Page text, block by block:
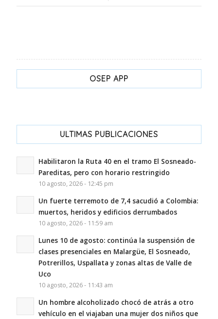
OSEP APP
ULTIMAS PUBLICACIONES
Habilitaron la Ruta 40 en el tramo El Sosneado-
Pareditas, pero con horario restringido
10 agosto, 2026 - 12:45 pm
Un fuerte terremoto de 7,4 sacudió a Colombia:
muertos, heridos y edificios derrumbados
10 agosto, 2026 - 11:59 am
Lunes 10 de agosto: continúa la suspensión de
clases presenciales en Malargüe, El Sosneado,
Potrerillos, Uspallata y zonas altas de Valle de
Uco
10 agosto, 2026 - 11:43 am
Un hombre alcoholizado chocó de atrás a otro
vehículo en el viajaban una mujer dos niños que